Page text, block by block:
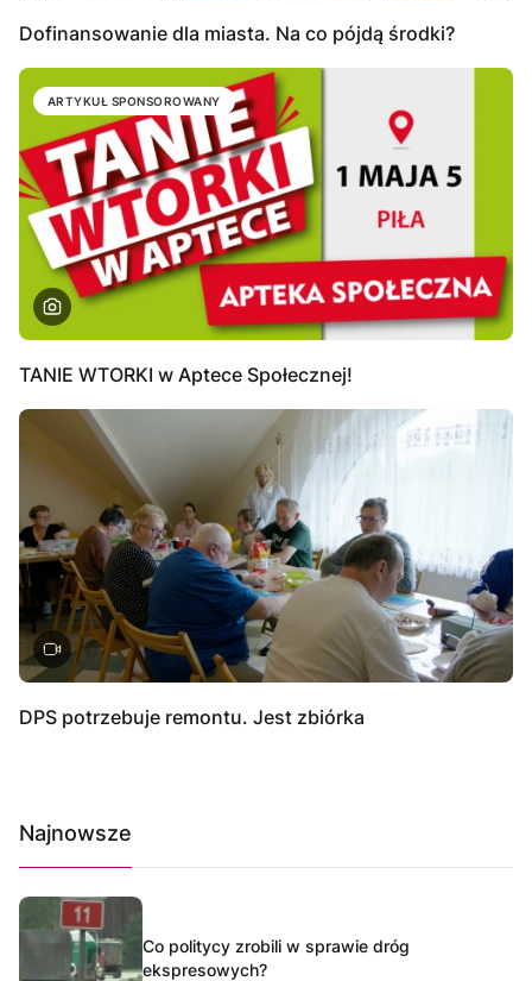
Dofinansowanie dla miasta. Na co pójdą środki?
ARTYKUŁ SPONSOROWANY
TANIE WTORKI w Aptece Społecznej!
DPS potrzebuje remontu. Jest zbiórka
Najnowsze
Co politycy zrobili w sprawie dróg
ekspresowych?